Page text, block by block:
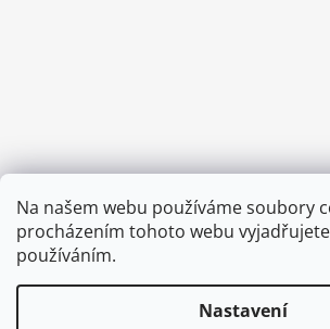
Na našem webu používáme soubory
procházením tohoto webu
používáním.
Nastavení
Provozní doba:
8.00 - 15.00 hod (pondělí - pátek)